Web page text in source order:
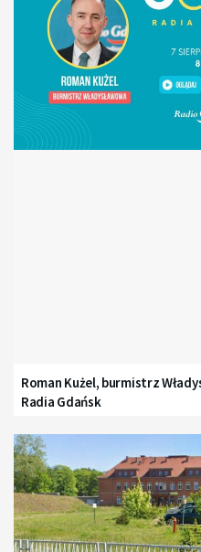
Roman Kużel, burmistrz
Radia Gdańsk